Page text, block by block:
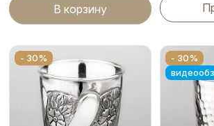
В корзину
- 30%
- 30%